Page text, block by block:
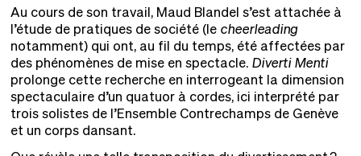
Au cours de son travail, Maud Blandel s’est attachée à
l’étude de pratiques de société (le cheerleading
notamment) qui ont, au fil du temps, été affectées par
des phénomènes de mise en spectacle. Diverti Menti
prolonge cette recherche en interrogeant la dimension
spectaculaire d’un quatuor à cordes, ici interprété par
trois solistes de l’Ensemble Contrechamps de Genève
et un corps dansant.